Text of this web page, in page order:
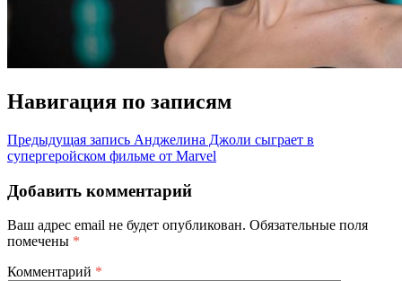
Навигация по записям
Предыдущая запись Анджелина Джоли сыграет в
супергеройском фильме от Marvel
Добавить комментарий
Ваш адрес email не будет опубликован. Обязательные поля
помечены *
Комментарий *